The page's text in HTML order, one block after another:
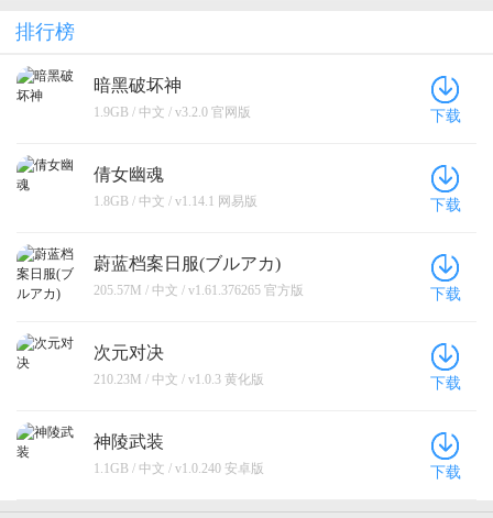
业）
排行榜
暗黑破坏神
1.9GB / 中文 / v3.2.0 官网版 下载
倩女幽魂
1.8GB / 中文 / v1.14.1 网易版 下载
蔚蓝档案日服(ブルアカ)
205.57M / 中文 / v1.61.376265 官方版 下载
次元对决
210.23M / 中文 / v1.0.3 黄化版 下载
神陵武装
1.1GB / 中文 / v1.0.240 安卓版 下载